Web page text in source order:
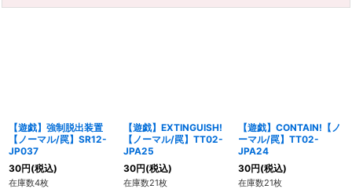
【遊戯】強制脱出装置
【ノーマル/罠】SR12-
JP037
30円(税込)
在庫数4枚
【遊戯】EXTINGUISH!
【ノーマル/罠】TT02-
JPA25
30円(税込)
在庫数21枚
【遊戯】CONTAIN!【ノ
ーマル/罠】TT02-
JPA24
30円(税込)
在庫数21枚